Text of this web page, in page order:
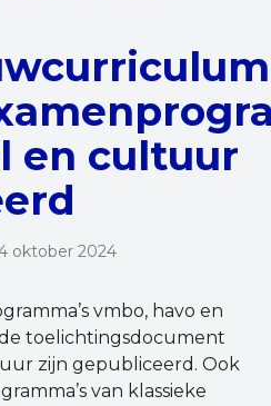
en cultuur
oktober 2024
vmbo, havo en
toelichtingsdocument
zijn gepubliceerd. Ook
van klassieke